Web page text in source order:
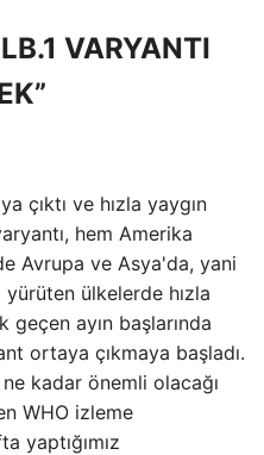
VARYANTI
çıktı ve hızla yaygın
hem Amerika
Avrupa ve Asya'da, yani
ülkelerde hızla
geçen ayın başlarında
ortaya çıkmaya başladı.
kadar önemli olacağı
WHO izleme
yaptığımız